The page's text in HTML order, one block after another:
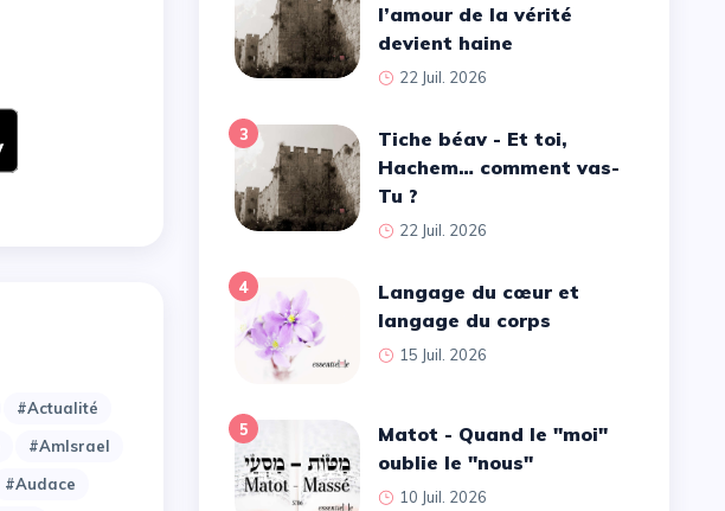
#Actualité
#AmIsrael
#Audace
l’amour de la vérité
devient haine
22 Juil. 2026
3
Tiche béav - Et toi,
Hachem… comment vas-
Tu ?
22 Juil. 2026
4
Langage du cœur et
langage du corps
15 Juil. 2026
5
Matot - Quand le ''moi''
oublie le ''nous''
10 Juil. 2026